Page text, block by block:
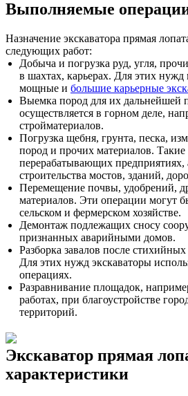
Выполняемые
Назначение экскаватора прямая
следующих работ:
Добыча и погрузка руд, угля,
в шахтах, карьерах. Для этих нужд
мощные и большие карьерные
Выемка пород для их дальнейшей
осуществляется в горном деле,
стройматериалов.
Погрузка щебня, грунта, песка,
пород и прочих материалов.
перерабатывающих предприятиях,
строительства мостов, зданий,
Перемещение почвы, удобрений,
материалов. Эти операции могут
сельском и фермерском хозяйстве.
Демонтаж подлежащих сносу
признанных аварийными домов.
Разборка завалов после
Для этих нужд экскаваторы
операциях.
Разравнивание площадок,
работах, при благоустройстве
территорий.
Экскаватор прямая
характеристики